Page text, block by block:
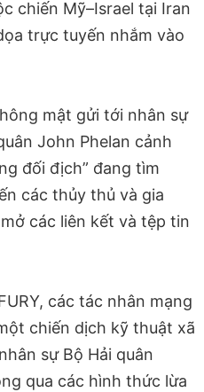
chiến Mỹ–Israel tại Iran
trực tuyến nhắm vào
mật gửi tới nhân sự
John Phelan cảnh
đối địch” đang tìm
các thủy thủ và gia
các liên kết và tệp tin
các tác nhân mạng
chiến dịch kỹ thuật xã
sự Bộ Hải quân
qua các hình thức lừa